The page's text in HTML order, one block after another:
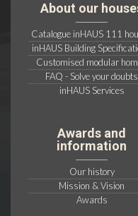
About our
Catalogue inHAUS 111
inHAUS Building
Customised modular
FAQ - Solve your doubts
inHAUS Services
Awards and
information
Our history
Mission & Vision
Awards